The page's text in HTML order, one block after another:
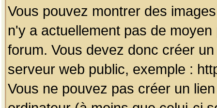
Vous pouvez montrer des
n'y a actuellement pas de
forum. Vous devez donc créer
serveur web public, exemple :
Vous ne pouvez pas créer un